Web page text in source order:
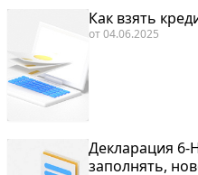
Как взять
от04.06.2025
Декларация 6-
заполнять,